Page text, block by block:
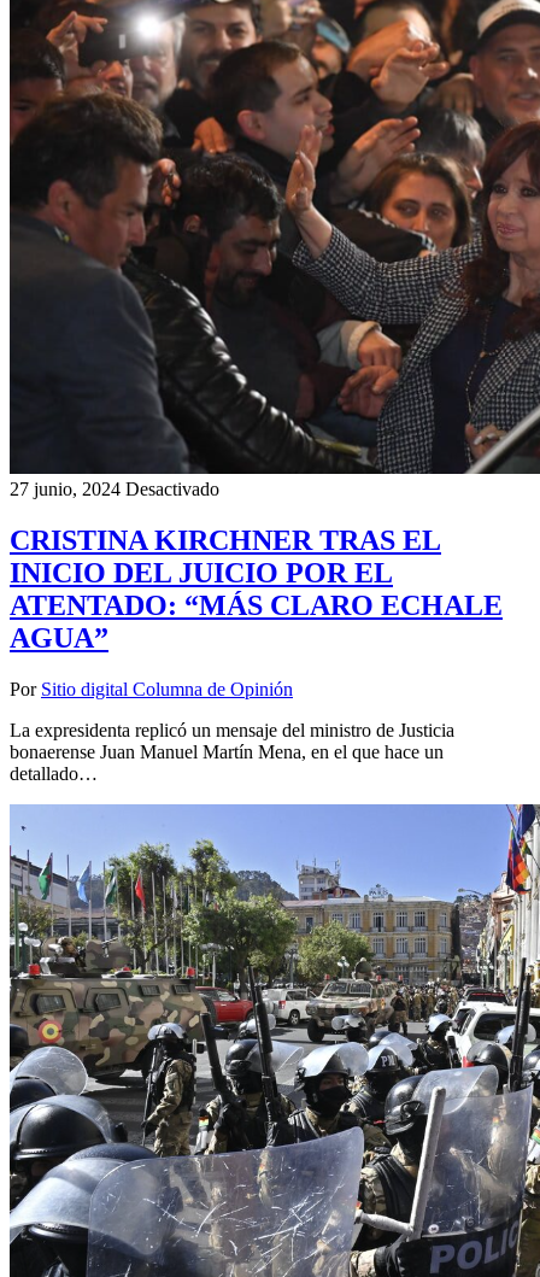
27 junio, 2024 Desactivado
CRISTINA KIRCHNER TRAS EL
INICIO DEL JUICIO POR EL
ATENTADO: “MÁS CLARO ECHALE
AGUA”
Por Sitio digital Columna de Opinión
La expresidenta replicó un mensaje del ministro de Justicia
bonaerense Juan Manuel Martín Mena, en el que hace un
detallado…